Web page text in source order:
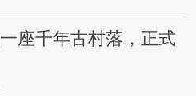
座千年古村落，正式